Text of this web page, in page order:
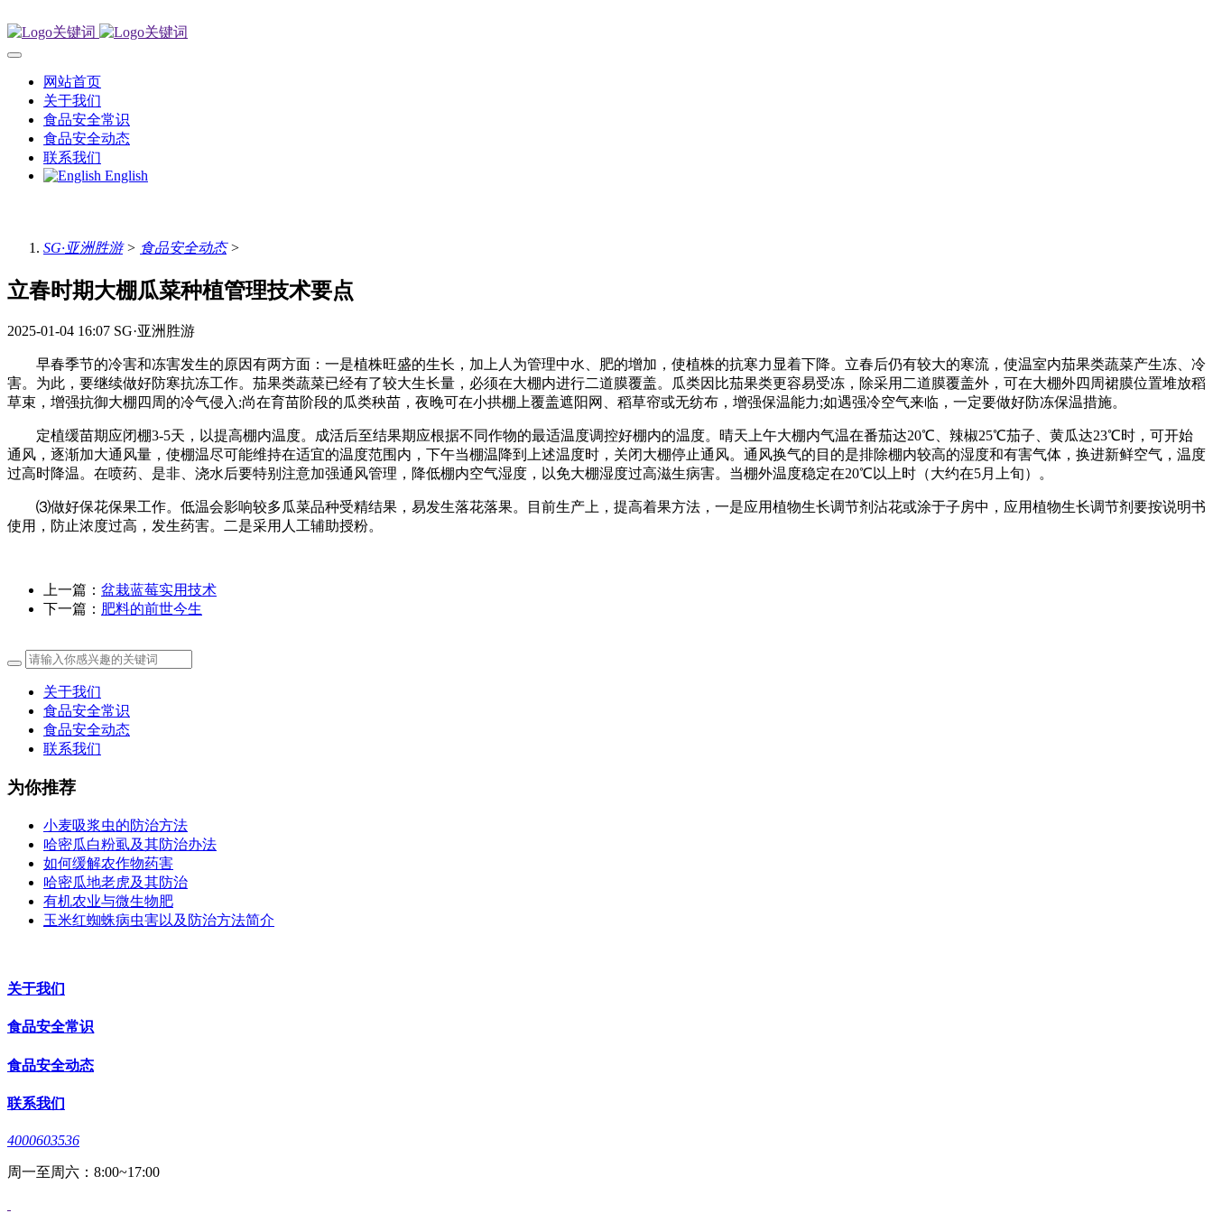
网站首页
关于我们
食品安全常识
食品安全动态
联系我们
English
SG·亚洲胜游> 食品安全动态>
立春时期大棚瓜菜种植管理技术要点
2025-01-04 16:07 SG·亚洲胜游
早春季节的冷害和冻害发生的原因有两方面：一是植株旺盛的生长，加上人为管理中水、肥的增加，使植株的抗寒力显着下降。立春后仍有较大的寒流，使温室内茄果类蔬菜产生冻、冷
害。为此，要继续做好防寒抗冻工作。茄果类蔬菜已经有了较大生长量，必须在大棚内进行二道膜覆盖。瓜类因比茄果类更容易受冻，除采用二道膜覆盖外，可在大棚外四周裙膜位置堆放稻
草束，增强抗御大棚四周的冷气侵入;尚在育苗阶段的瓜类秧苗，夜晚可在小拱棚上覆盖遮阳网、稻草帘或无纺布，增强保温能力;如遇强冷空气来临，一定要做好防冻保温措施。
定植缓苗期应闭棚3-5天，以提高棚内温度。成活后至结果期应根据不同作物的最适温度调控好棚内的温度。晴天上午大棚内气温在番茄达20℃、辣椒25℃茄子、黄瓜达23℃时，可开始
通风，逐渐加大通风量，使棚温尽可能维持在适宜的温度范围内，下午当棚温降到上述温度时，关闭大棚停止通风。通风换气的目的是排除棚内较高的湿度和有害气体，换进新鲜空气，温度
过高时降温。在喷药、是非、浇水后要特别注意加强通风管理，降低棚内空气湿度，以免大棚湿度过高滋生病害。当棚外温度稳定在20℃以上时（大约在5月上旬）。
⑶做好保花保果工作。低温会影响较多瓜菜品种受精结果，易发生落花落果。目前生产上，提高着果方法，一是应用植物生长调节剂沾花或涂于子房中，应用植物生长调节剂要按说明书
使用，防止浓度过高，发生药害。二是采用人工辅助授粉。
上一篇： 盆栽蓝莓实用技术
下一篇： 肥料的前世今生
关于我们
食品安全常识
食品安全动态
联系我们
为你推荐
小麦吸浆虫的防治方法
哈密瓜白粉虱及其防治办法
如何缓解农作物药害
哈密瓜地老虎及其防治
有机农业与微生物肥
玉米红蜘蛛病虫害以及防治方法简介
关于我们
食品安全常识
食品安全动态
联系我们
4000603536
周一至周六：8:00~17:00